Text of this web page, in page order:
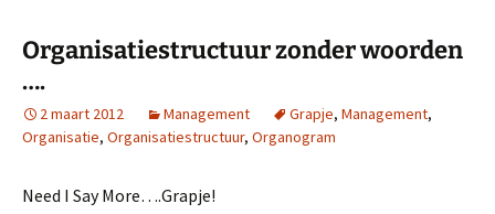
Organisatiestructuur zonder woorden
….
2 maart 2012 Management Grapje, Management,
Organisatie, Organisatiestructuur, Organogram
Need I Say More….Grapje!